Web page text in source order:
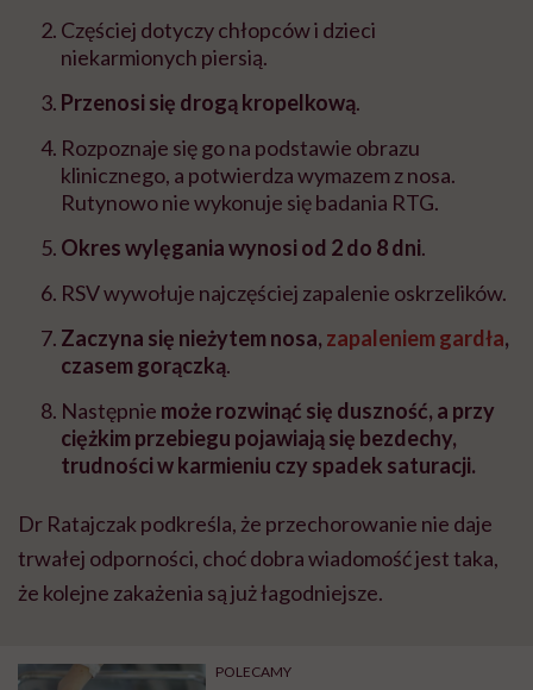
Częściej dotyczy chłopców i dzieci
niekarmionych piersią.
Przenosi się drogą kropelkową.
Rozpoznaje się go na podstawie obrazu
klinicznego, a potwierdza wymazem z nosa.
Rutynowo nie wykonuje się badania RTG.
Okres wylęgania wynosi od 2 do 8 dni.
RSV wywołuje najczęściej zapalenie oskrzelików.
Zaczyna się nieżytem nosa, zapaleniem gardła,
czasem gorączką.
Następnie może rozwinąć się duszność, a przy
ciężkim przebiegu pojawiają się bezdechy,
trudności w karmieniu czy spadek saturacji.
Dr Ratajczak podkreśla, że przechorowanie nie daje
trwałej odporności, choć dobra wiadomość jest taka,
że kolejne zakażenia są już łagodniejsze.
POLECAMY